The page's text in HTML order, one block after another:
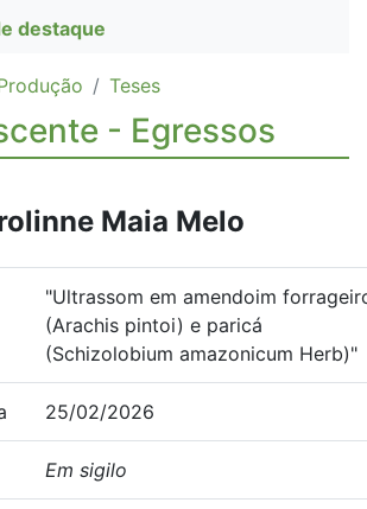
destaque
Teses
- Egressos
Maia Melo
"Ultrassom em amendoim
(Arachis pintoi) e paricá
(Schizolobium amazonicum Herb)"
25/02/2026
Em sigilo